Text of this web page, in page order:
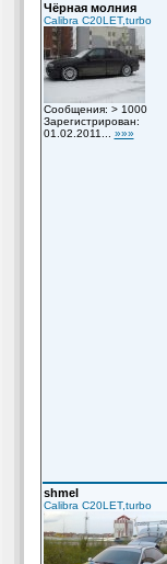
Чёрная молния
Calibra C20LET,turbo
Сообщения: > 1000
Зарегистрирован:
01.02.2011... »»»
shmel
Calibra C20LET,turbo